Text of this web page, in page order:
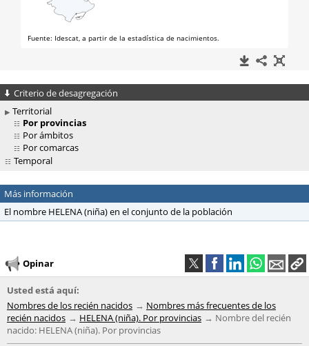
Criterio de desagregación
Territorial
Por provincias
Por ámbitos
Por comarcas
Temporal
Más información
El nombre HELENA (niña) en el conjunto de la población
Opinar
Usted está aquí:
Nombres de los recién nacidos
Nombres más frecuentes de los
recién nacidos
HELENA (niña). Por provincias
Nombre del recién
nacido: HELENA (niña). Por provincias